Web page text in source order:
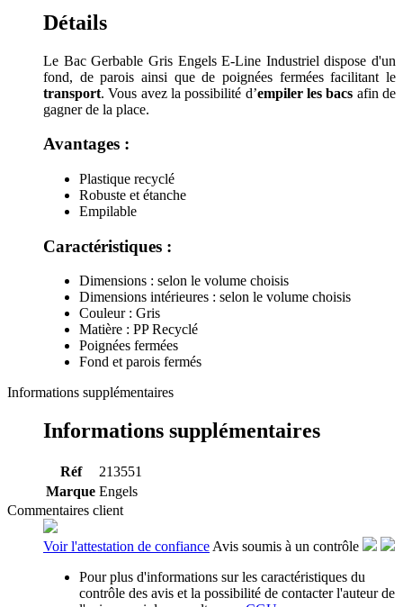
Détails
Le Bac Gerbable Gris Engels E-Line Industriel dispose d'un
fond, de parois ainsi que de poignées fermées facilitant le
transport. Vous avez la possibilité d’empiler les bacs afin de
gagner de la place.
Avantages :
Plastique recyclé
Robuste et étanche
Empilable
Caractéristiques :
Dimensions : selon le volume choisis
Dimensions intérieures : selon le volume choisis
Couleur : Gris
Matière : PP Recyclé
Poignées fermées
Fond et parois fermés
Informations supplémentaires
Informations supplémentaires
Réf
213551
Marque Engels
Commentaires client
Voir l'attestation de confiance Avis soumis à un contrôle
Pour plus d'informations sur les caractéristiques du
contrôle des avis et la possibilité de contacter l'auteur de